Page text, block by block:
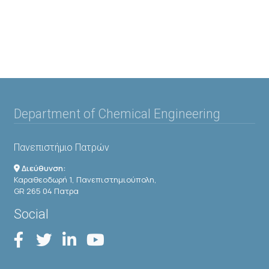
Department of Chemical Engineering
Πανεπιστήμιο Πατρών
Διεύθυνση:
Καραθεοδωρή 1, Πανεπιστημιούπολη,
GR 265 04 Πατρα
Social